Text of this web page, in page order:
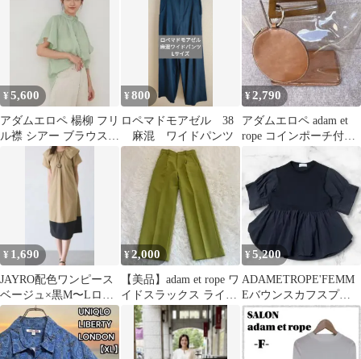
完売品
¥5,600
アダムエロペ 楊柳 フリ
ル襟 シアー ブラウス
ミントグリーン F
¥800
ロペマドモアゼル 38
麻混 ワイドパンツ
¥2,790
アダムエロペ adam et
rope コインポーチ付
クリアトートバッグ
¥ 1,690
JAYRO配色ワンピース
ベージュ×黒M〜Lロペ
ピクニックアダムエロ
ペVIS
¥2,000
【美品】adam et rope ワ
イドスラックス ライム
グリーン サイズ34
¥5,200
ADAMETROPE'FEMM
Eバウンスカフスプル
オーバーアダムエロペ